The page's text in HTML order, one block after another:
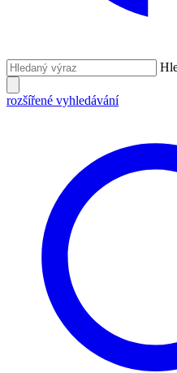
rozšířené vyhledávání